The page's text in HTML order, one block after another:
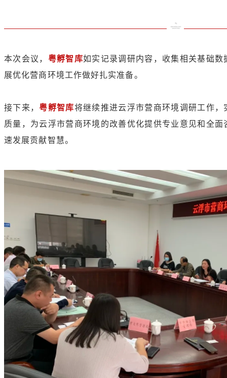
本次会议， 粤孵智库如实记录调研内容，收集相关基础
展优化营商环境工作做好扎实准备。
接下来， 粤孵智库将继续推进云浮市营商环境调研工作
质量，为云浮市营商环境的改善优化提供专业意见和全
速发展贡献智慧。